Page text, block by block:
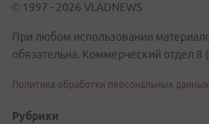
© 1997 - 2026 VLADNEWS
При любом использовании
обязательна. Коммерческий отдел 8
Политика обработки персональных данных
Рубрики